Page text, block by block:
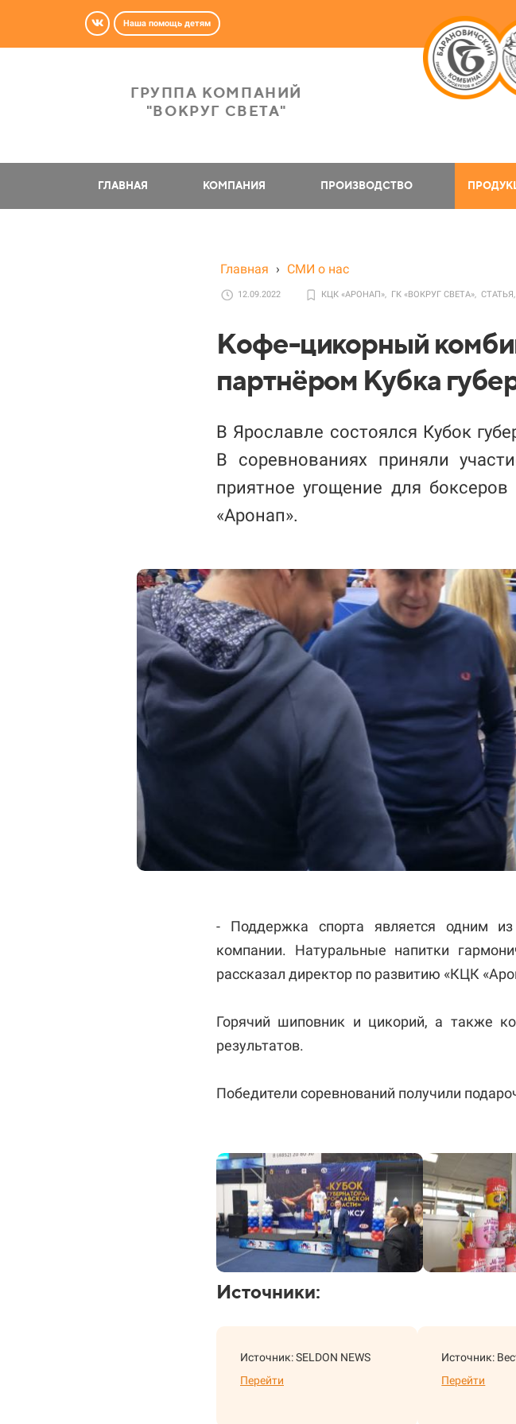
ГРУППА КОМПАНИЙ
"ВОКРУГ СВЕТА"
Наша помощь детям
ГЛАВНАЯ КОМПАНИЯ ПРОИЗВОДСТВО
Главная › СМИ о нас
12.09.2022 КЦК «АРОНАП», ГК «ВОКРУГ СВЕТА», СТАТЬЯ,
Кофе-цикорный
партнёром Кубка
В Ярославле состоялся Кубок
В соревнованиях приняли
приятное угощение для
«Аронап».
- Поддержка спорта является одним из
компании. Натуральные напитки
рассказал директор по развитию «КЦК
Горячий шиповник и цикорий, а также
результатов.
Победители соревнований получили
Источники:
Источник: SELDON NEWS
Перейти
Источник:
Перейти